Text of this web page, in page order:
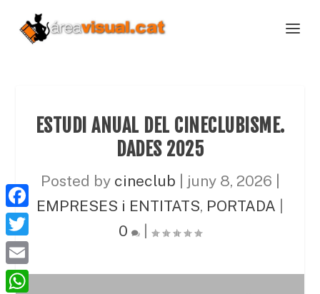
ESTUDI ANUAL DEL CINECLUBISME.
DADES 2025
Posted by cineclub juny 8, 2026
EMPRESES i ENTITATS, PORTADA
0
F
a
c
e
T
w
E